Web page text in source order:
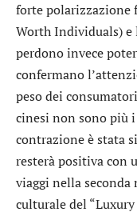
forte polarizzazione
Worth Individuals) e
perdono invece
confermano
peso dei
cinesi non sono più
contrazione è stata
resterà positiva con
viaggi nella
culturale del